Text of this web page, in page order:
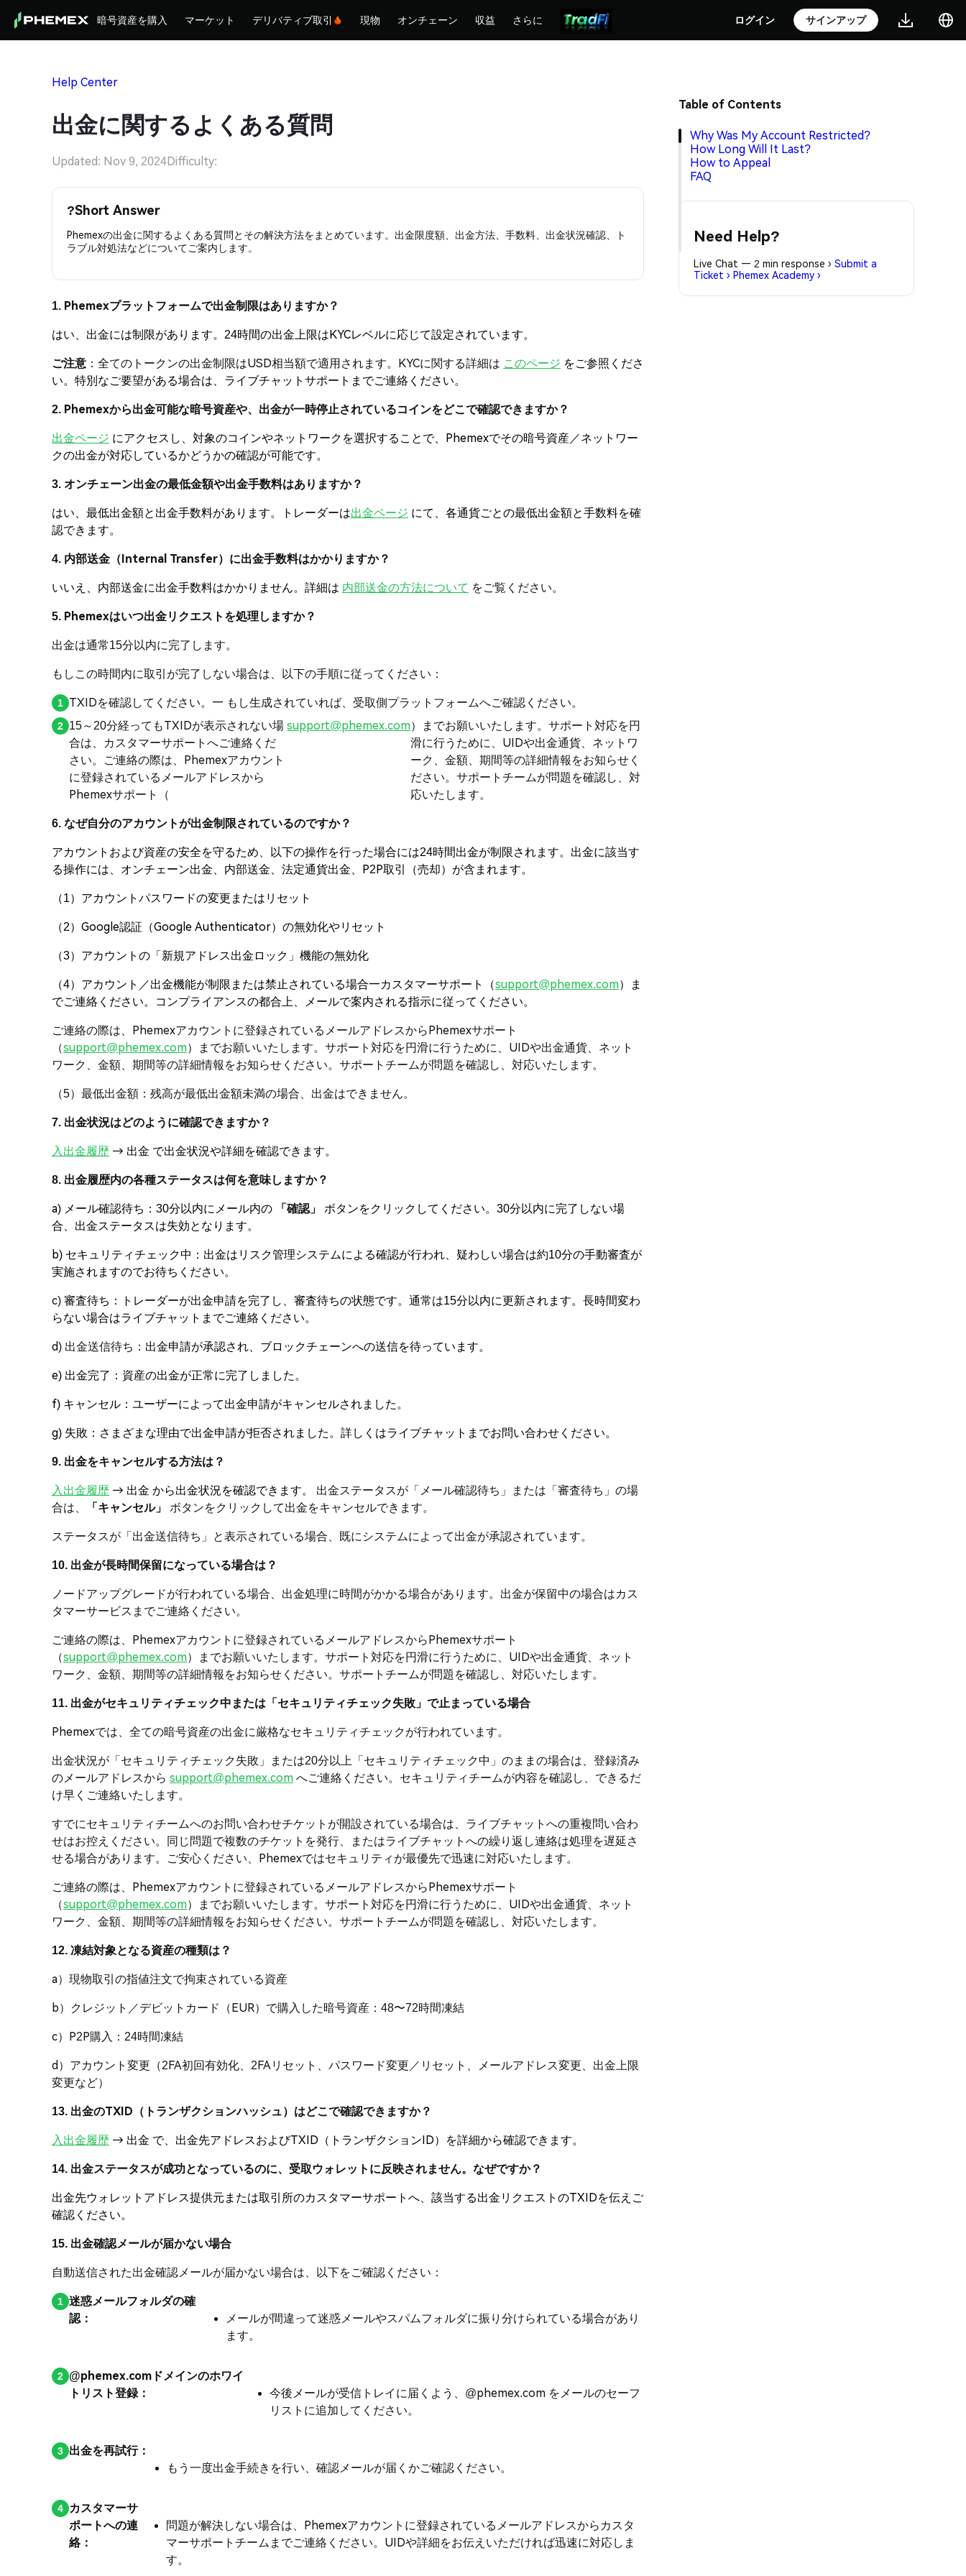
暗号資産を購入 マーケット デリバティブ取引 現物 オンチェーン 収益 さらに ログイン サインアップ
Help Center
出金に関するよくある質問
Updated: Nov 9, 2024Difficulty:
?Short Answer
Phemexの出金に関するよくある質問とその解決方法をまとめています。出金限度額、出金方法、手数料、出金状況確認、ト
ラブル対処法などについてご案内します。
1. Phemexプラットフォームで出金制限はありますか？
はい、出金には制限があります。24時間の出金上限はKYCレベルに応じて設定されています。
ご注意 ：全てのトークンの出金制限はUSD相当額で適用されます。KYCに関する詳細は このページ をご参照くださ
い。特別なご要望がある場合は、ライブチャットサポートまでご連絡ください。
2. Phemexから出金可能な暗号資産や、出金が一時停止されているコインをどこで確認できますか？
出金ページ にアクセスし、対象のコインやネットワークを選択することで、Phemexでその暗号資産／ネットワー
クの出金が対応しているかどうかの確認が可能です。
3. オンチェーン出金の最低金額や出金手数料はありますか？
はい、最低出金額と出金手数料があります。トレーダーは出金ページ にて、各通貨ごとの最低出金額と手数料を確
認できます。
4. 内部送金（Internal Transfer）に出金手数料はかかりますか？
いいえ、内部送金に出金手数料はかかりません。詳細は 内部送金の方法について をご覧ください。
5. Phemexはいつ出金リクエストを処理しますか？
出金は通常15分以内に完了します。
もしこの時間内に取引が完了しない場合は、以下の手順に従ってください：
TXIDを確認してください。— もし生成されていれば、受取側プラットフォームへご確認ください。
15～20分経ってもTXIDが表示されない場
合は、カスタマーサポートへご連絡くだ
さい。ご連絡の際は、Phemexアカウント
に登録されているメールアドレスから
Phemexサポート（
support@phemex.com）までお願いいたします。サポート対応を円
滑に行うために、UIDや出金通貨、ネットワ
ーク、金額、期間等の詳細情報をお知らせく
ださい。サポートチームが問題を確認し、対
応いたします。
6. なぜ自分のアカウントが出金制限されているのですか？
アカウントおよび資産の安全を守るため、以下の操作を行った場合には24時間出金が制限されます。出金に該当す
る操作には、オンチェーン出金、内部送金、法定通貨出金、P2P取引（売却）が含まれます。
（1）アカウントパスワードの変更またはリセット
（2）Google認証（Google Authenticator）の無効化やリセット
（3）アカウントの「新規アドレス出金ロック」機能の無効化
（4）アカウント／出金機能が制限または禁止されている場合—カスタマーサポート（support@phemex.com）ま
でご連絡ください。コンプライアンスの都合上、メールで案内される指示に従ってください。
ご連絡の際は、Phemexアカウントに登録されているメールアドレスからPhemexサポート
（support@phemex.com）までお願いいたします。サポート対応を円滑に行うために、UIDや出金通貨、ネット
ワーク、金額、期間等の詳細情報をお知らせください。サポートチームが問題を確認し、対応いたします。
（5）最低出金額：残高が最低出金額未満の場合、出金はできません。
7. 出金状況はどのように確認できますか？
入出金履歴 → 出金 で出金状況や詳細を確認できます。
8. 出金履歴内の各種ステータスは何を意味しますか？
a) メール確認待ち：30分以内にメール内の 「確認」
ボタンをクリックしてください。30分以内に完了しない場
合、出金ステータスは失効となります。
b) セキュリティチェック中：出金はリスク管理システムによる確認が行われ、疑わしい場合は約10分の手動審査が
実施されますのでお待ちください。
c) 審査待ち：トレーダーが出金申請を完了し、審査待ちの状態です。通常は15分以内に更新されます。長時間変わ
らない場合はライブチャットまでご連絡ください。
d) 出金送信待ち： 出金申請が承認され、ブロックチェーンへの送信を待っています。
e) 出金完了：資産の出金が正常に完了しました。
f) キャンセル：ユーザーによって出金申請がキャンセルされました。
g) 失敗：さまざまな理由で出金申請が拒否されました。詳しくはライブチャットまでお問い合わせください。
9. 出金をキャンセルする方法は？
入出金履歴 → 出金 から出金状況を確認できます。
出金ステータスが「メール確認待ち」または「審査待ち」の場
合は、
「キャンセル」 ボタンをクリックして出金をキャンセルできます。
ステータスが「出金送信待ち」と表示されている場合、既にシステムによって出金が承認されています。
10. 出金が長時間保留になっている場合は？
ノードアップグレードが行われている場合、出金処理に時間がかかる場合があります。出金が保留中の場合はカス
タマーサービスまでご連絡ください。
ご連絡の際は、Phemexアカウントに登録されているメールアドレスからPhemexサポート
（support@phemex.com）までお願いいたします。サポート対応を円滑に行うために、UIDや出金通貨、ネット
ワーク、金額、期間等の詳細情報をお知らせください。サポートチームが問題を確認し、対応いたします。
11. 出金がセキュリティチェック中または「セキュリティチェック失敗」で止まっている場合
Phemexでは、全ての暗号資産の出金に厳格なセキュリティチェックが行われています。
出金状況が「セキュリティチェック失敗」または20分以上「セキュリティチェック中」のままの場合は、登録済み
のメールアドレスから support@phemex.com へご連絡ください。セキュリティチームが内容を確認し、できるだ
け早くご連絡いたします。
すでにセキュリティチームへのお問い合わせチケットが開設されている場合は、ライブチャットへの重複問い合わ
せはお控えください。同じ問題で複数のチケットを発行、またはライブチャットへの繰り返し連絡は処理を遅延さ
せる場合があります。ご安心ください、Phemexではセキュリティが最優先で迅速に対応いたします。
ご連絡の際は、Phemexアカウントに登録されているメールアドレスからPhemexサポート
（support@phemex.com）までお願いいたします。サポート対応を円滑に行うために、UIDや出金通貨、ネット
ワーク、金額、期間等の詳細情報をお知らせください。サポートチームが問題を確認し、対応いたします。
12. 凍結対象となる資産の種類は？
a）現物取引の指値注文で拘束されている資産
b）クレジット／デビットカード（EUR）で購入した暗号資産：48〜72時間凍結
c）P2P購入：24時間凍結
d）アカウント変更（2FA初回有効化、2FAリセット、パスワード変更／リセット、メールアドレス変更、出金上限
変更など）
13. 出金のTXID（トランザクションハッシュ）はどこで確認できますか？
入出金履歴 → 出金 で、出金先アドレスおよびTXID（トランザクションID）を詳細から確認できます。
14. 出金ステータスが成功となっているのに、受取ウォレットに反映されません。なぜですか？
出金先ウォレットアドレス提供元または取引所のカスタマーサポートへ、該当する出金リクエストのTXIDを伝えご
確認ください。
15. 出金確認メールが届かない場合
自動送信された出金確認メールが届かない場合は、以下をご確認ください：
迷惑メールフォルダの確
認：
メールが間違って迷惑メールやスパムフォルダに振り分けられている場合があり
ます。
@phemex.comドメインのホワイ
トリスト登録：
今後メールが受信トレイに届くよう、@phemex.com をメールのセーフ
リストに追加してください。
出金を再試行：
もう一度出金手続きを行い、確認メールが届くかご確認ください。
カスタマーサ
ポートへの連
絡：
問題が解決しない場合は、Phemexアカウントに登録されているメールアドレスからカスタ
マーサポートチームまでご連絡ください。UIDや詳細をお伝えいただければ迅速に対応しま
す。
Table of Contents
Why Was My Account Restricted?
How Long Will It Last?
How to Appeal
FAQ
Need Help?
Live Chat — 2 min response › Submit a
Ticket › Phemex Academy ›